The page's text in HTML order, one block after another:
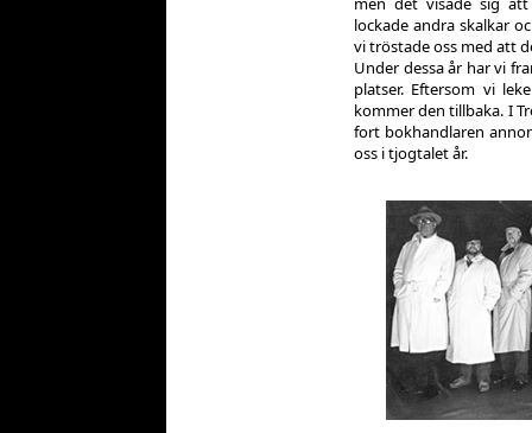
lockade andra skalkar
vi tröstade oss med att
Under dessa år har vi
platser. Eftersom vi
kommer den tillbaka. I
fort bokhandlaren
oss i tjogtalet år.